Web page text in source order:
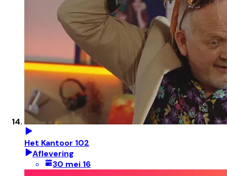
Het Kantoor 102
Aflevering
30 mei 16